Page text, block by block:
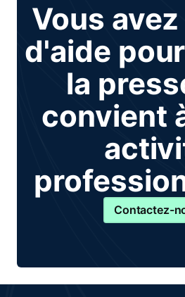
Vous
d'aide
la
convient
Contactez-